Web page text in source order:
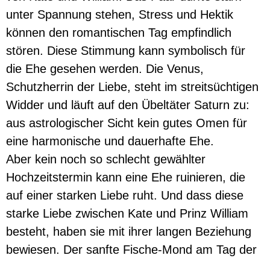
unter Spannung stehen, Stress und Hektik
können den romantischen Tag empfindlich
stören. Diese Stimmung kann symbolisch für
die Ehe gesehen werden. Die Venus,
Schutzherrin der Liebe, steht im streitsüchtigen
Widder und läuft auf den Übeltäter Saturn zu:
aus astrologischer Sicht kein gutes Omen für
eine harmonische und dauerhafte Ehe.
Aber kein noch so schlecht gewählter
Hochzeitstermin kann eine Ehe ruinieren, die
auf einer starken Liebe ruht. Und dass diese
starke Liebe zwischen Kate und Prinz William
besteht, haben sie mit ihrer langen Beziehung
bewiesen. Der sanfte Fische-Mond am Tag der